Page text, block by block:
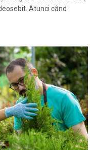
Atunci când